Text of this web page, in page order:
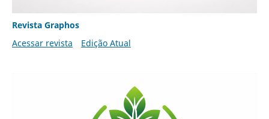
Revista Graphos
Acessar revista
Edição Atual